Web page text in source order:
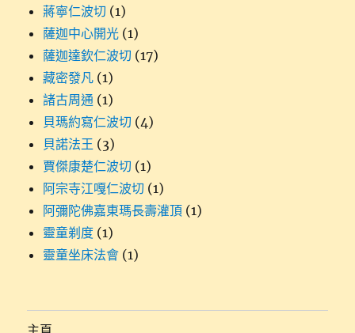
蔣寧仁波切 (1)
薩迦中心開光 (1)
薩迦達欽仁波切 (17)
藏密發凡 (1)
諸古周通 (1)
貝瑪約寫仁波切 (4)
貝諾法王 (3)
賈傑康楚仁波切 (1)
阿宗寺江嘎仁波切 (1)
阿彌陀佛嘉東瑪長壽灌頂 (1)
靈童剃度 (1)
靈童坐床法會 (1)
主頁